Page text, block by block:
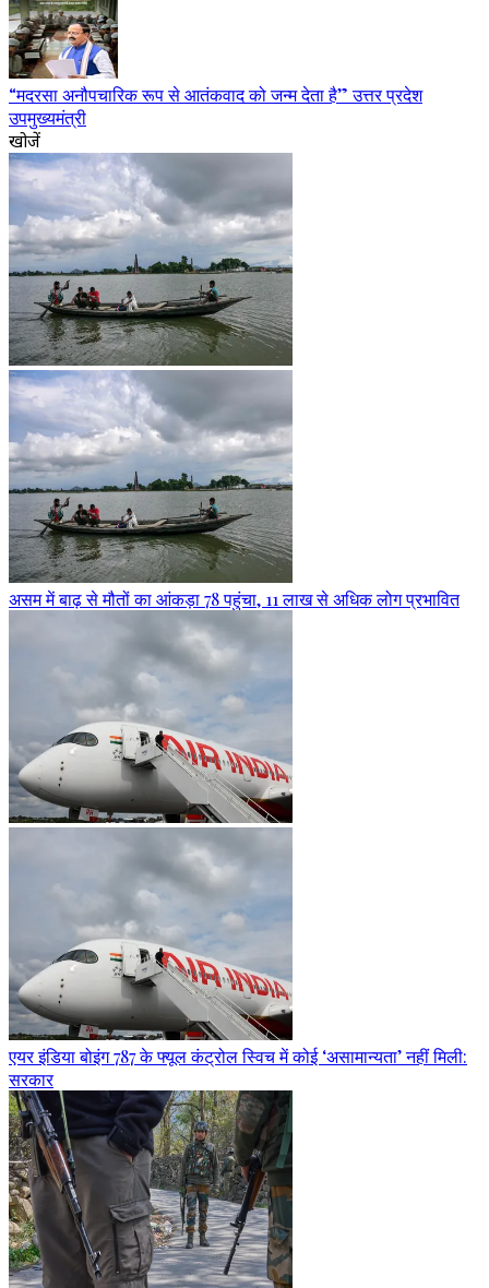
“मदरसा अनौपचारिक रूप से आतंकवाद को जन्म देता है” उत्तर प्रदेश
उपमुख्यमंत्री
खोजें
असम में बाढ़ से मौतों का आंकड़ा 78 पहुंचा, 11 लाख से अधिक लोग प्रभावित
एयर इंडिया बोइंग 787 के फ्यूल कंट्रोल स्विच में कोई ‘असामान्यता’ नहीं मिली:
सरकार